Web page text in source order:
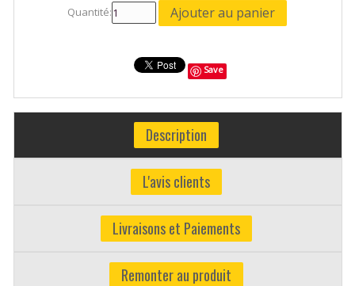
Quantité:
Save
Description
L'avis clients
Livraisons et Paiements
Remonter au produit